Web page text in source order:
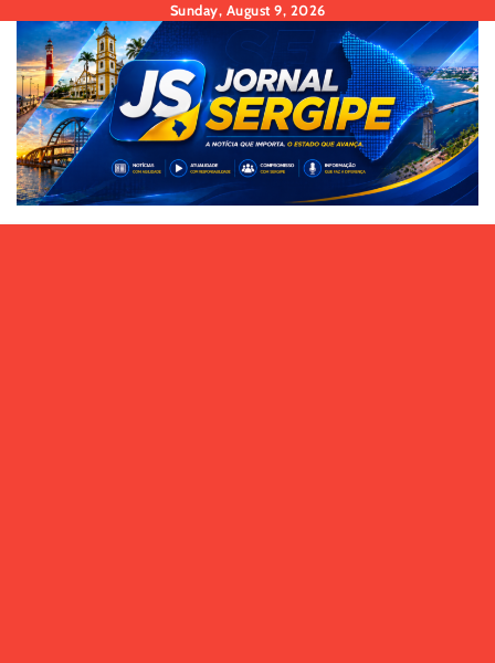
content
Sunday, August 9, 2026